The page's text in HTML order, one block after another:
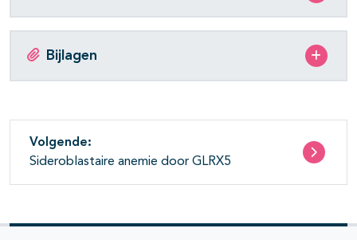
Bijlagen
Volgende:
Sideroblastaire anemie door GLRX5